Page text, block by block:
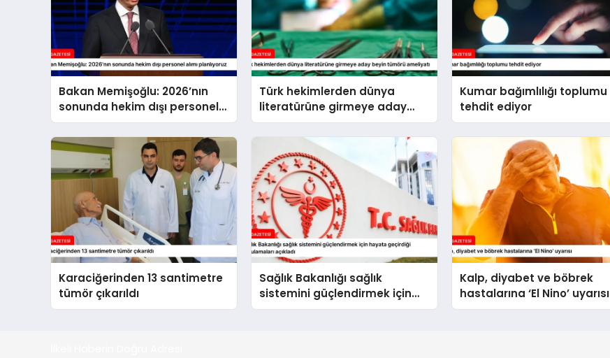
Bakan Memişoğlu: 2026’nın
sonunda hekim dışı personel
alımı planlıyoruz
Türk hekimlerden dünya
literatürüne girmeye aday
beyin tümörü ameliyatı
Kumar bağımlılığı toplumu
tehdit ediyor
Karaciğerinden 13 santimetre
tümör çıkarıldı
Sağlık Bakanlığı sağlık
sistemini güçlendirmek için
hayata geçirdiği uygulamaları
Kalp, diyabet ve böbrek
hastalarına ‘El Nino’ uyarısı